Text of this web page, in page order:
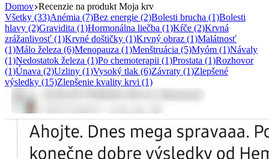
Domov Recenzie na produkt Moja krv
Všetky (33)Anémia (7)Bez energie (2)Bolesti brucha (1)Bolesti
hlavy (2)Gravidita (1)Hormonálna liečba (1)Kŕče (2)Krvná
zrážanlivosť (1)Krvné doštičky (1)Krvný obraz (1)Malátnosť
(1)Málo železa (6)Menopauza (1)Menštruácia (5)Myóm (1)Návaly
(1)Nedostatok železa (1)Po chemoterapii (1)Prostata (1)Rozhovor
(1)Únava (2)Uzliny (1)Vysoký tlak (6)Závraty (1)Zlepšené
výsledky (15)Zlepšenie kvality krvi (1)